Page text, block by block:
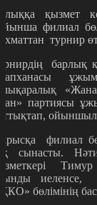
қызмет
филиал
турнир
барлық
партиясы
филиал
сынасты.
иеленсе,
бөлімінің